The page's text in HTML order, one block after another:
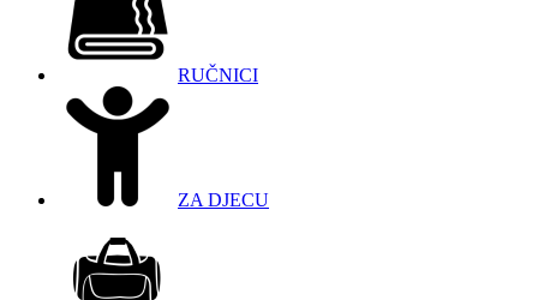
RUČNICI
ZA DJECU